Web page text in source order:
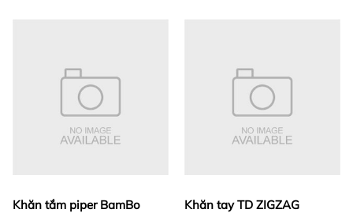
Khăn tắm piper BamBo
Khăn tay TD ZIGZAG